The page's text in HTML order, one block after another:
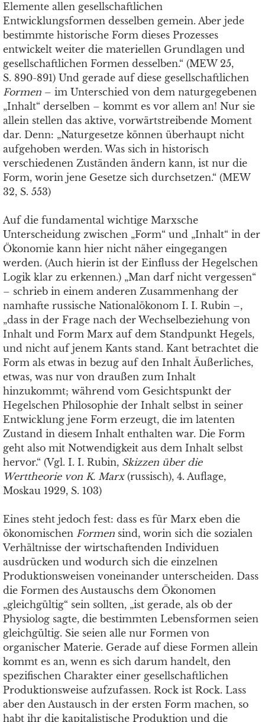
Elemente allen gesellschaftlichen
Entwicklungsformen desselben gemein. Aber jede
bestimmte historische Form dieses Prozesses
entwickelt weiter die materiellen Grundlagen und
gesellschaftlichen Formen desselben.“ (MEW 25,
S. 890-891) Und gerade auf diese gesellschaftlichen
Formen – im Unterschied von dem naturgegebenen
„Inhalt“ derselben – kommt es vor allem an! Nur sie
allein stellen das aktive, vorwärtstreibende Moment
dar. Denn: „Naturgesetze können überhaupt nicht
aufgehoben werden. Was sich in historisch
verschiedenen Zuständen ändern kann, ist nur die
Form, worin jene Gesetze sich durchsetzen.“ (MEW
32, S. 553)
Auf die fundamental wichtige Marxsche
Unterscheidung zwischen „Form“ und „Inhalt“ in der
Ökonomie kann hier nicht näher eingegangen
werden. (Auch hierin ist der Einfluss der Hegelschen
Logik klar zu erkennen.) „Man darf nicht vergessen“
– schrieb in einem anderen Zusammenhang der
namhafte russische Nationalökonom I. I. Rubin –,
„dass in der Frage nach der Wechselbeziehung von
Inhalt und Form Marx auf dem Standpunkt Hegels,
und nicht auf jenem Kants stand. Kant betrachtet die
Form als etwas in bezug auf den Inhalt Äußerliches,
etwas, was nur von draußen zum Inhalt
hinzukommt; während vom Gesichtspunkt der
Hegelschen Philosophie der Inhalt selbst in seiner
Entwicklung jene Form erzeugt, die im latenten
Zustand in diesem Inhalt enthalten war. Die Form
geht also mit Notwendigkeit aus dem Inhalt selbst
hervor.“ (Vgl. I. I. Rubin, Skizzen über die
Werttheorie von K. Marx(russisch), 4. Auflage,
Moskau 1929, S. 103)
Eines steht jedoch fest: dass es für Marx eben die
ökonomischen Formen sind, worin sich die sozialen
Verhältnisse der wirtschaftenden Individuen
ausdrücken und wodurch sich die einzelnen
Produktionsweisen voneinander unterscheiden. Dass
die Formen des Austauschs dem Ökonomen
„gleichgültig“ sein sollten, „ist gerade, als ob der
Physiolog sagte, die bestimmten Lebensformen seien
gleichgültig. Sie seien alle nur Formen von
organischer Materie. Gerade auf diese Formen allein
kommt es an, wenn es sich darum handelt, den
speziﬁschen Charakter einer gesellschaftlichen
Produktionsweise aufzufassen. Rock ist Rock. Lass
aber den Austausch in der ersten Form machen, so
habt ihr die kapitalistische Produktion und die